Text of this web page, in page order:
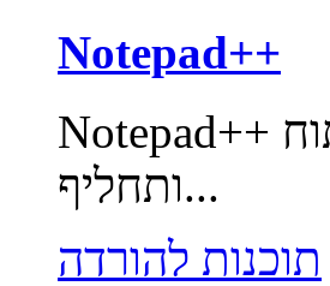
Notepad++
Notepad++ היא תוכנת עריכה חינמית הכתובה בקוד פתוח
ותחליף...
תוכנות להורדה